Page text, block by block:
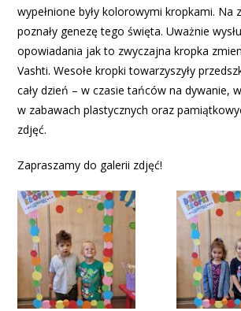
wypełnione były kolorowymi kropkami. Na
poznały genezę tego święta. Uważnie
opowiadania jak to zwyczajna kropka
Vashti. Wesołe kropki towarzyszyły
cały dzień – w czasie tańców na dywanie,
w zabawach plastycznych oraz
zdjęć.
Zapraszamy do galerii zdjęć!